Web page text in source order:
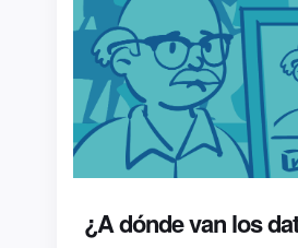
¿A dónde van los